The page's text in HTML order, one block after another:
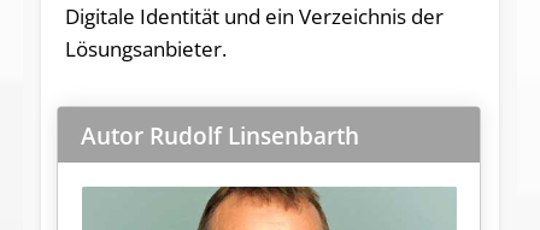
Digitale Identität und ein Verzeichnis der
Lösungsanbieter.
Autor Rudolf Linsenbarth